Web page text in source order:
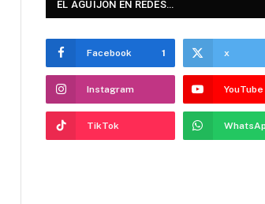
EL AGUIJÓN EN REDES…
Facebook 1 x
Instagram YouTube
TikTok